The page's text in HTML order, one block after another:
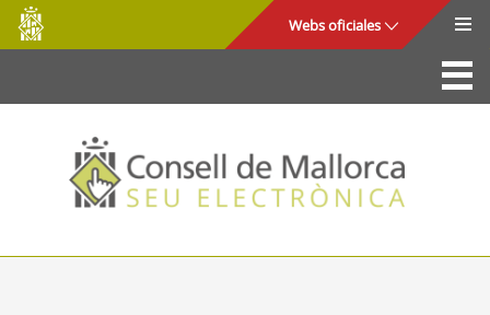
Saltar al contenido principal
Consell
de
Mallorca
Webs oficiales
La Sede
Consejo de Mallorca
Acceso y seguridad
Utilidades